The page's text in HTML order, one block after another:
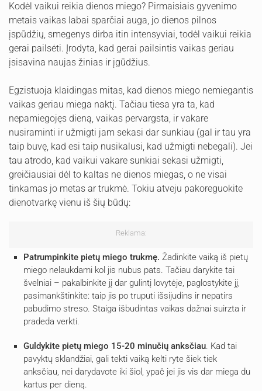
Kodėl vaikui reikia dienos miego? Pirmaisiais gyvenimo
metais vaikas labai sparčiai auga, jo dienos pilnos
įspūdžių, smegenys dirba itin intensyviai, todėl vaikui reikia
gerai pailsėti. Įrodyta, kad gerai pailsintis vaikas geriau
įsisavina naujas žinias ir įgūdžius.
Egzistuoja klaidingas mitas, kad dienos miego nemiegantis
vaikas geriau miega naktį. Tačiau tiesa yra ta, kad
nepamiegojęs dieną, vaikas pervargsta, ir vakare
nusiraminti ir užmigti jam sekasi dar sunkiau (gal ir tau yra
taip buvę, kad esi taip nusikalusi, kad užmigti nebegali). Jei
tau atrodo, kad vaikui vakare sunkiai sekasi užmigti,
greičiausiai dėl to kaltas ne dienos miegas, o ne visai
tinkamas jo metas ar trukmė. Tokiu atveju pakoreguokite
dienotvarkę vienu iš šių būdų:
Reklama:
Patrumpinkite pietų miego trukmę. Žadinkite vaiką iš pietų
miego nelaukdami kol jis nubus pats. Tačiau darykite tai
švelniai – pakalbinkite jį dar gulintį lovytėje, paglostykite jį,
pasimankštinkite: taip jis po truputi išsijudins ir nepatirs
pabudimo streso. Staiga išbudintas vaikas dažnai suirzta ir
pradeda verkti.
Guldykite pietų miego 15-20 minučių anksčiau. Kad tai
pavyktų sklandžiai, gali tekti vaiką kelti ryte šiek tiek
anksčiau, nei darydavote iki šiol, ypač jei jis vis dar miega du
kartus per dieną.